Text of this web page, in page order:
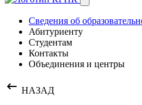
Сведения об
Абитуриенту
Студентам
Контакты
Объединения и центры
НАЗАД